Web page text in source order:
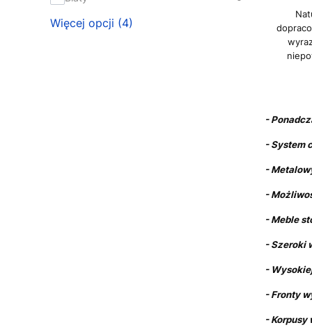
Więcej opcji (4)
-
- System
-
-
- Meble
- Szeroki
-
- Fronty
-